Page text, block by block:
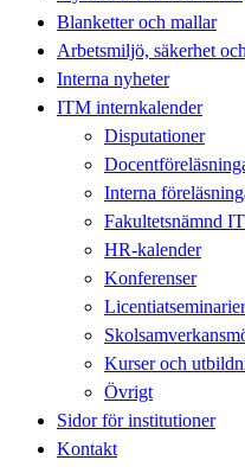
Blanketter och mallar
Arbetsmiljö, säkerhet
Interna nyheter
ITM internkalender
Disputationer
Interna
Fakultetsnämnd
HR-kalender
Konferenser
Licentiatseminarier
Kurser och
Övrigt
Sidor för institutioner
Kontakt